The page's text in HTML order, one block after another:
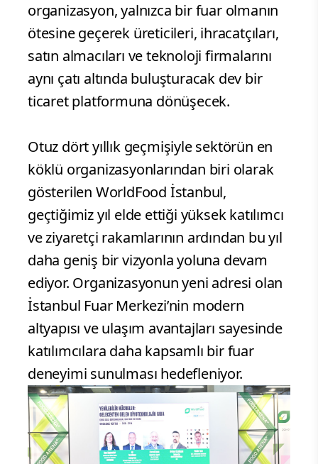
organizasyon, yalnızca bir fuar olmanın
ötesine geçerek üreticileri, ihracatçıları,
satın almacıları ve teknoloji firmalarını
aynı çatı altında buluşturacak dev bir
ticaret platformuna dönüşecek.
Otuz dört yıllık geçmişiyle sektörün en
köklü organizasyonlarından biri olarak
gösterilen WorldFood İstanbul,
geçtiğimiz yıl elde ettiği yüksek katılımcı
ve ziyaretçi rakamlarının ardından bu yıl
daha geniş bir vizyonla yoluna devam
ediyor. Organizasyonun yeni adresi olan
İstanbul Fuar Merkezi’nin modern
altyapısı ve ulaşım avantajları sayesinde
katılımcılara daha kapsamlı bir fuar
deneyimi sunulması hedefleniyor.